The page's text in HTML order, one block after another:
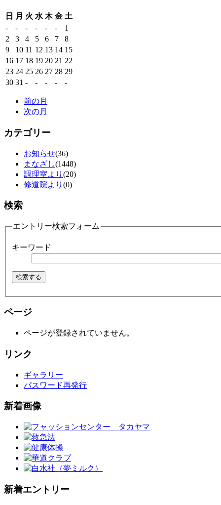
日 月 火 水 木 金 土
-
- - - - -
1
2
3 4 5 6 7
8
9
10 11 12 13 14 15
16 17 18 19 20 21 22
23 24 25 26 27 28 29
30 31 - - - - -
前の月
次の月
カテゴリー
お知らせ(36)
まなざし(1448)
調理室より (20)
修道院より (0)
検索
エントリー検索フォーム
キーワード
ページ
ページが登録されていません。
リンク
ギャラリー
パスワード再発行
新着画像
新着エントリー